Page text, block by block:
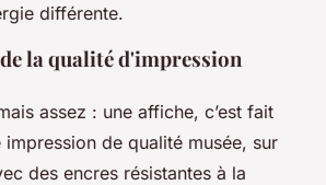
différente.
la qualité d'impression
assez : une affiche, c’est fait
de qualité musée, sur
des encres résistantes à la